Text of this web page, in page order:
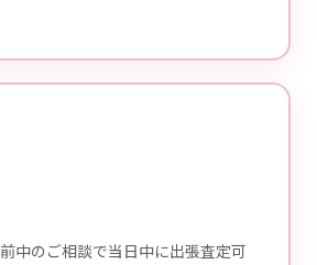
中のご相談で当日中に出張査定可